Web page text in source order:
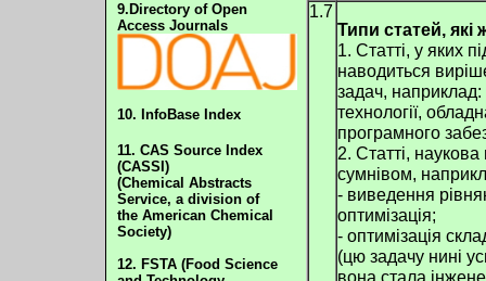
9.Directory of Open
Access Journals
10. InfoBase Index
11. CAS Source Index
(CASSI)
(Chemical Abstracts
Service, a division of
the American Chemical
Society)
12. FSTA (Food Science
1.7
Типи статей, які
1. Статті, у яких
наводиться
задач,
технології,
програмного
2. Статті, наукова
сумнівом,
- виведення
оптимізація;
- оптимізація
(цю задачу нині